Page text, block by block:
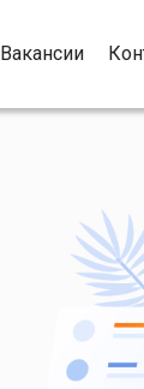
Вакансии